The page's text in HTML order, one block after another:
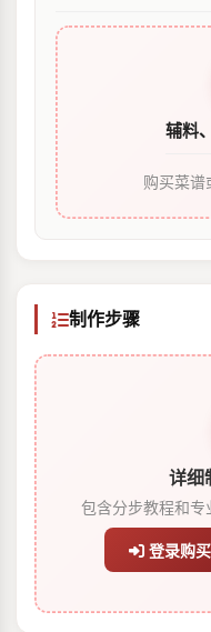
辅料
购买菜谱
制作步骤
详细
包含分步教程和专
登录购买